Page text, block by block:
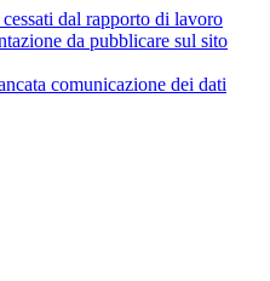
dal rapporto di lavoro
da pubblicare sul sito
comunicazione dei dati